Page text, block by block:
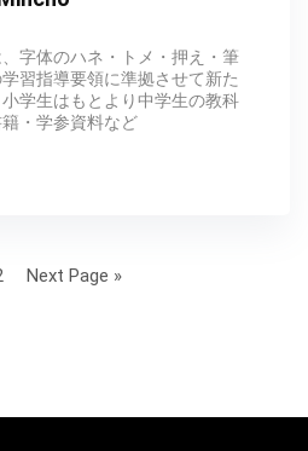
字体のハネ・トメ・押え・筆
習指導要領に準拠させて新た
学生はもとより中学生の教科
・学参資料など
Next Page »